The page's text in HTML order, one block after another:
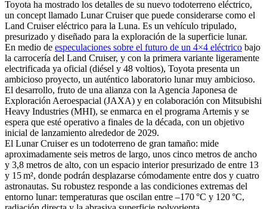
Toyota ha mostrado los detalles de su nuevo todoterreno eléctrico,
un concept llamado Lunar Cruiser que puede considerarse como el
Land Cruiser eléctrico para la Luna. Es un vehículo tripulado,
presurizado y diseñado para la exploración de la superficie lunar.
En medio de especulaciones sobre el futuro de un 4×4 eléctrico bajo
la carrocería del Land Cruiser, y con la primera variante ligeramente
electrificada ya oficial (diésel y 48 voltios), Toyota presenta un
ambicioso proyecto, un auténtico laboratorio lunar muy ambicioso.
El desarrollo, fruto de una alianza con la Agencia Japonesa de
Exploración Aeroespacial (JAXA) y en colaboración con Mitsubishi
Heavy Industries (MHI), se enmarca en el programa Artemis y se
espera que esté operativo a finales de la década, con un objetivo
inicial de lanzamiento alrededor de 2029.
El Lunar Cruiser es un todoterreno de gran tamaño: mide
aproximadamente seis metros de largo, unos cinco metros de ancho
y 3,8 metros de alto, con un espacio interior presurizado de entre 13
y 15 m², donde podrán desplazarse cómodamente entre dos y cuatro
astronautas. Su robustez responde a las condiciones extremas del
entorno lunar: temperaturas que oscilan entre –170 °C y 120 °C,